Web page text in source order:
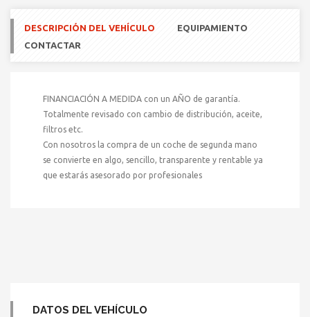
DESCRIPCIÓN DEL VEHÍCULO
EQUIPAMIENTO
CONTACTAR
FINANCIACIÓN A MEDIDA con un AÑO de garantía.
Totalmente revisado con cambio de distribución, aceite,
filtros etc.
Con nosotros la compra de un coche de segunda mano
se convierte en algo, sencillo, transparente y rentable ya
que estarás asesorado por profesionales
DATOS DEL VEHÍCULO